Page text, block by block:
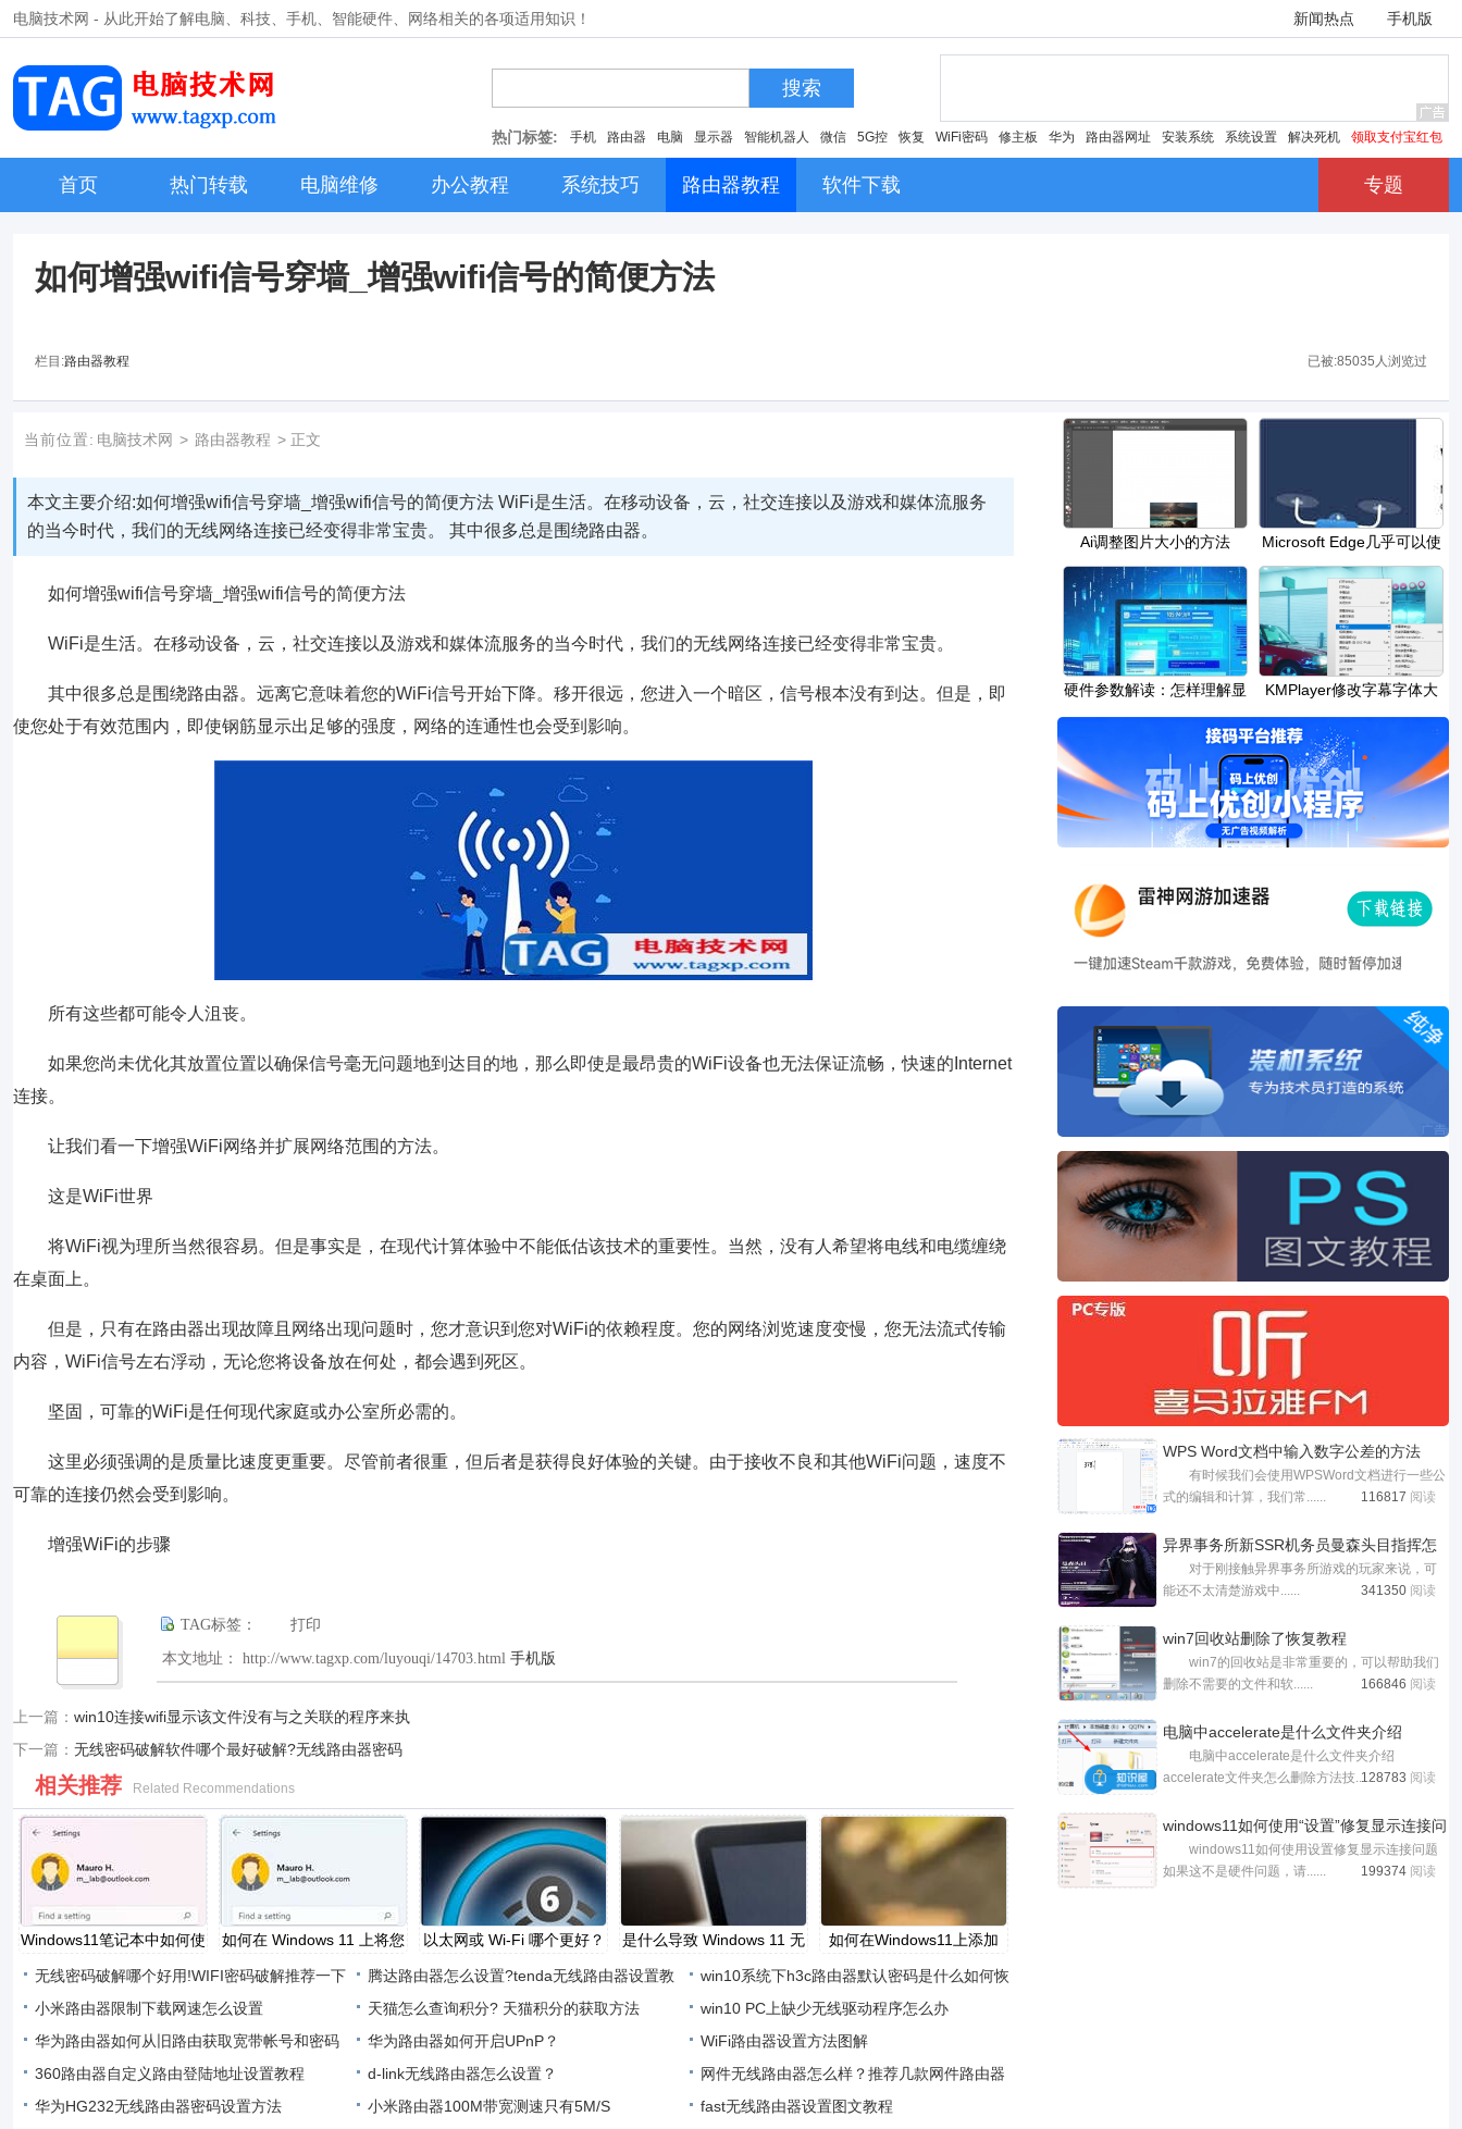
电脑技术网 - 从此开始了解电脑、科技、手机、智能硬件、网络相关的各项适用知识！ 新闻热点 手机版
搜索
热门标签: 手机 路由器 电脑 显示器 智能机器人 微信 5G控 恢复 WiFi密码 修主板 华为 路由器网址 安装系统 系统设置 解决死机 领取支付宝红包
首页 热门转载 电脑维修 办公教程 系统技巧 路由器教程 软件下载 专题
如何增强wifi信号穿墙_增强wifi信号的简便方法
栏目:路由器教程 已被:85035人浏览过
当前位置: 电脑技术网 > 路由器教程 > 正文
本文主要介绍:如何增强wifi信号穿墙_增强wifi信号的简便方法 WiFi是生活。在移动设备，云，社交连接以及游戏和媒体流服务
的当今时代，我们的无线网络连接已经变得非常宝贵。 其中很多总是围绕路由器。
如何增强wifi信号穿墙_增强wifi信号的简便方法
WiFi是生活。在移动设备，云，社交连接以及游戏和媒体流服务的当今时代，我们的无线网络连接已经变得非常宝贵。
其中很多总是围绕路由器。远离它意味着您的WiFi信号开始下降。移开很远，您进入一个暗区，信号根本没有到达。但是，即
使您处于有效范围内，即使钢筋显示出足够的强度，网络的连通性也会受到影响。
所有这些都可能令人沮丧。
如果您尚未优化其放置位置以确保信号毫无问题地到达目的地，那么即使是最昂贵的WiFi设备也无法保证流畅，快速的Internet
连接。
让我们看一下增强WiFi网络并扩展网络范围的方法。
这是WiFi世界
将WiFi视为理所当然很容易。但是事实是，在现代计算体验中不能低估该技术的重要性。当然，没有人希望将电线和电缆缠绕
在桌面上。
但是，只有在路由器出现故障且网络出现问题时，您才意识到您对WiFi的依赖程度。您的网络浏览速度变慢，您无法流式传输
内容，WiFi信号左右浮动，无论您将设备放在何处，都会遇到死区。
坚固，可靠的WiFi是任何现代家庭或办公室所必需的。
这里必须强调的是质量比速度更重要。尽管前者很重，但后者是获得良好体验的关键。由于接收不良和其他WiFi问题，速度不
可靠的连接仍然会受到影响。
增强WiFi的步骤
TAG标签： 打印
本文地址： http://www.tagxp.com/luyouqi/14703.html 手机版
上一篇： win10连接wifi显示该文件没有与之关联的程序来执
下一篇： 无线密码破解软件哪个最好破解?无线路由器密码
相关推荐 Related Recommendations
Windows11笔记本中如何使
用
如何在 Windows 11 上将您
的
以太网或 Wi-Fi 哪个更好？
是什么导致 Windows 11 无
如何在Windows11上添加
Wi-F
无线密码破解哪个好用!WIFI密码破解推荐一下
腾达路由器怎么设置?tenda无线路由器设置教
程
win10系统下h3c路由器默认密码是什么如何恢
复
小米路由器限制下载网速怎么设置 天猫怎么查询积分? 天猫积分的获取方法
win10 PC上缺少无线驱动程序怎么办
华为路由器如何从旧路由获取宽带帐号和密码
华为路由器如何开启UPnP？
WiFi路由器设置方法图解
360路由器自定义路由登陆地址设置教程
d-link无线路由器怎么设置？
网件无线路由器怎么样？推荐几款网件路由器
华为HG232无线路由器密码设置方法
小米路由器100M带宽测速只有5M/S
fast无线路由器设置图文教程
Ai调整图片大小的方法
Microsoft Edge几乎可以使
用Apple Silicon
硬件参数解读：怎样理解显
卡上的技术参
KMPlayer修改字幕字体大
小的方法
WPS Word文档中输入数字公差的方法
有时候我们会使用WPSWord文档进行一些公
式的编辑和计算，我们常......
116817 阅读
异界事务所新SSR机务员曼森头目指挥怎
对于刚接触异界事务所游戏的玩家来说，可
能还不太清楚游戏中......
341350 阅读
win7回收站删除了恢复教程
win7的回收站是非常重要的，可以帮助我们
删除不需要的文件和软......
166846 阅读
电脑中accelerate是什么文件夹介绍
acceler电脑中accelerate是什么文件夹介绍
accelerate文件夹怎么删除方法技......128783 阅读
windows11如何使用“设置”修复显示连接问
windows11如何使用设置修复显示连接问题
如果这不是硬件问题，请......
199374 阅读